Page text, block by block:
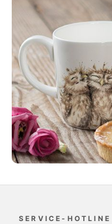
SERVICE-HOTLINE